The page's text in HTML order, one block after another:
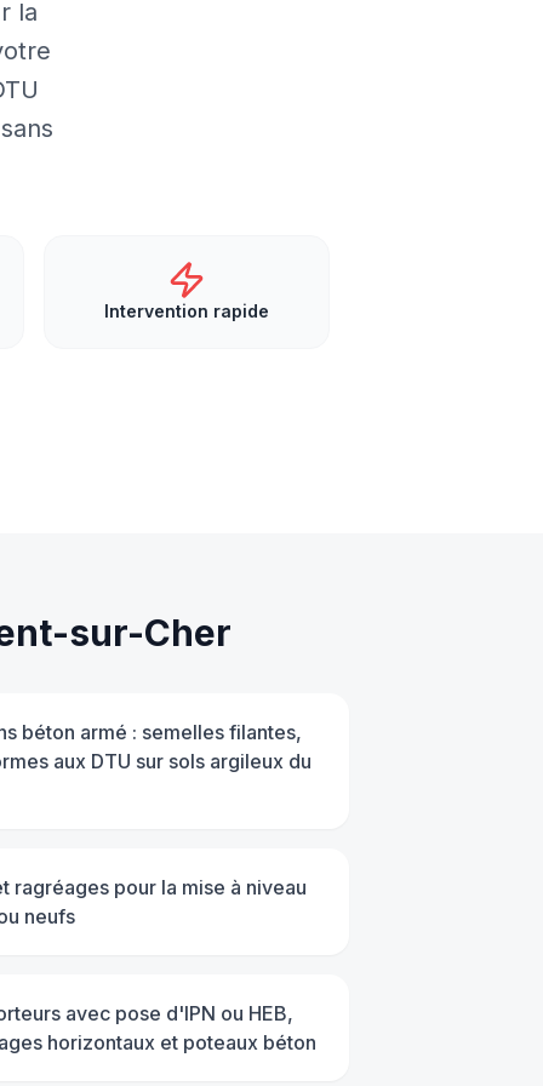
la
Intervention rapide
sur-Cher
béton armé : semelles filantes,
aux DTU sur sols argileux du
ragréages pour la mise à niveau
neufs
avec pose d'IPN ou HEB,
horizontaux et poteaux béton